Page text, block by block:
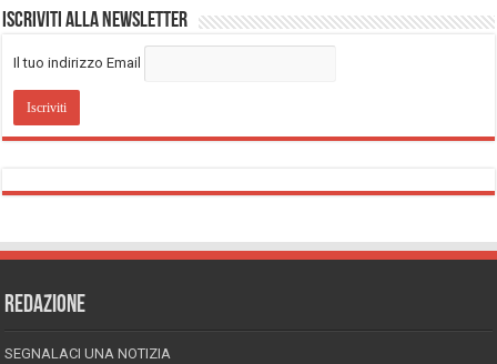
Iscriviti alla Newsletter
Il tuo indirizzo Email
REDAZIONE
SEGNALACI UNA NOTIZIA